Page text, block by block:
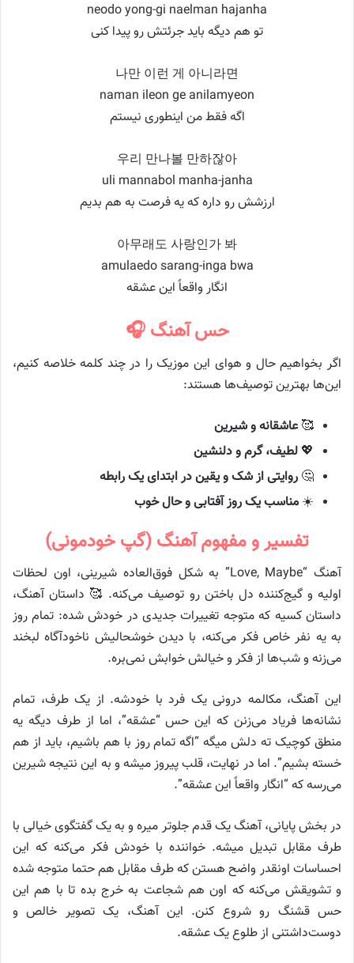
neodo yong-gi naelman hajanha
تو هم دیگه باید جرئتش رو پیدا کنی
나만 이런 게 아니라면
naman ileon ge anilamyeon
اگه فقط من اینطوری نیستم
우리 만나볼 만하잖아
uli mannabol manha-janha
ارزشش رو داره که یه فرصت به هم بدیم
아무래도 사랑인가 봐
amulaedo sarang-inga bwa
انگار واقعاً این عشقه
حس آهنگ 🎧
اگر بخواهیم حال و هوای این موزیک را در چند کلمه خلاصه کنیم،
این‌ها بهترین توصیف‌ها هستند:
🥰عاشقانه و شیرین
💖 لطیف، گرم و دلنشین
🤔 روایتی از شک و یقین در ابتدای یک رابطه
☀️ مناسب یک روز آفتابی و حال خوب
تفسیر و مفهوم آهنگ (گپ خودمونی)
آهنگ “Love, Maybe” به شکل فوق‌العاده شیرینی، اون لحظات
اولیه و گیج‌کننده دل باختن رو توصیف می‌کنه. 🥰 داستان آهنگ،
داستان کسیه که متوجه تغییرات جدیدی در خودش شده: تمام روز
به یه نفر خاص فکر می‌کنه، با دیدن خوشحالیش ناخودآگاه لبخند
می‌زنه و شب‌ها از فکر و خیالش خوابش نمی‌بره.
این آهنگ، مکالمه درونی یک فرد با خودشه. از یک طرف، تمام
نشانه‌ها فریاد می‌زنن که این حس “عشقه”، اما از طرف دیگه یه
منطق کوچیک ته دلش میگه “اگه تمام روز با هم باشیم، باید از هم
خسته بشیم”. اما در نهایت، قلب پیروز میشه و به این نتیجه شیرین
می‌رسه که “انگار واقعاً این عشقه”.
در بخش پایانی، آهنگ یک قدم جلوتر میره و به یک گفتگوی خیالی با
طرف مقابل تبدیل میشه. خواننده با خودش فکر می‌کنه که این
احساسات اونقدر واضح هستن که طرف مقابل هم حتما متوجه شده
و تشویقش می‌کنه که اون هم شجاعت به خرج بده تا با هم این
حس قشنگ رو شروع کنن. این آهنگ، یک تصویر خالص و
دوست‌داشتنی از طلوع یک عشقه.